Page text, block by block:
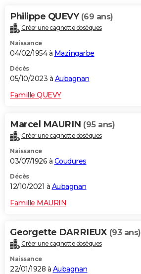
Alimentation
Guide de la santé
Maladies
Médicaments
Sommeil
VOYAGE
Destinations
City break
Voyage nature
Voyage de noces
Forum
Climat
+PHOTO
GUIDES D'ACHAT
Carte de Noël
Carte Bonne année
Carte Saint-Valentin
Carte Pâques
Carte d'anniversaire
DICTIONNAIRE
Dictionnaire
Biographies
Citations
Expressions
Proverbes
PROGRAMME TV
S'inscrire
Se connecter
Lycées
Collèges
Primaires
Universités
Entreprises
Service militaire
Avis de recherche
AVIS DE DÉCÈS
FORUM
Philippe QUEVY (69 ans)
Créer une cagnotte obsèques
Naissance
04/02/1954 à Mazingarbe
Décès
05/10/2023 à Aubagnan
Famille QUEVY
Marcel MAURIN (95 ans)
Créer une cagnotte obsèques
Naissance
03/07/1926 à Coudures
Décès
12/10/2021 à Aubagnan
Famille MAURIN
Georgette DARRIEUX (93 ans)
Créer une cagnotte obsèques
Naissance
22/01/1928 à Aubagnan